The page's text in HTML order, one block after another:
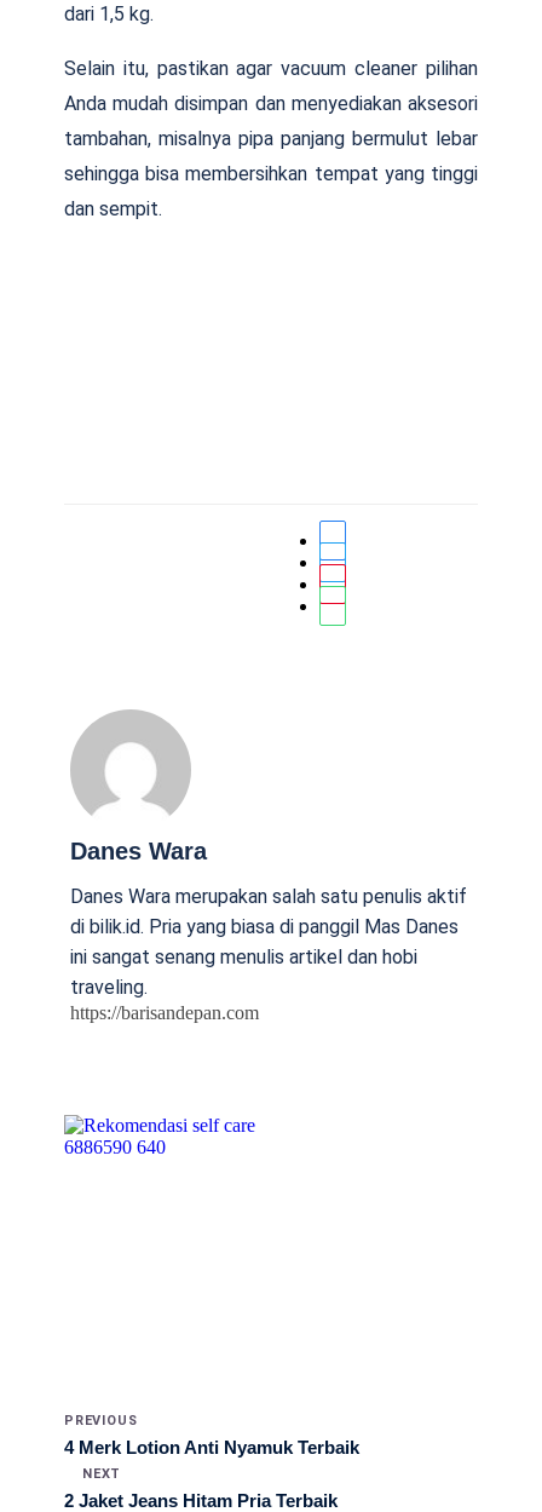
dari 1,5 kg.
Selain itu, pastikan agar vacuum cleaner pilihan
Anda mudah disimpan dan menyediakan aksesori
tambahan, misalnya pipa panjang bermulut lebar
sehingga bisa membersihkan tempat yang tinggi
dan sempit.
Danes Wara
Danes Wara merupakan salah satu penulis aktif
di bilik.id. Pria yang biasa di panggil Mas Danes
ini sangat senang menulis artikel dan hobi
traveling.
https://barisandepan.com
PREVIOUS
4 Merk Lotion Anti Nyamuk Terbaik
NEXT
2 Jaket Jeans Hitam Pria Terbaik